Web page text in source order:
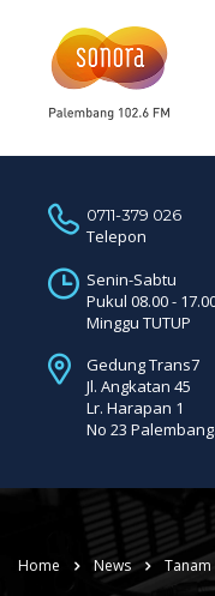
0711-379 026
Telepon
Senin-Sabtu
Pukul 08.00 -
Minggu TUTUP
Gedung Trans7
Jl. Angkatan 45
Lr. Harapan 1
No 23 Palembang.
Home News